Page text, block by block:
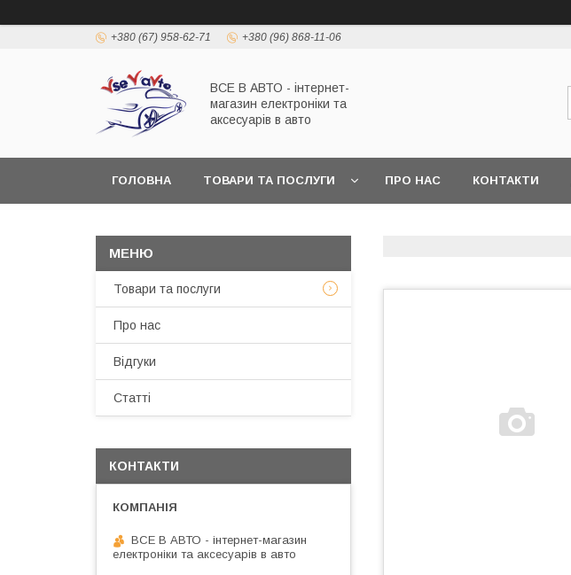
+380 (67) 958-62-71 +380 (96) 868-11-06
ВСЕ В АВТО - інтернет-
магазин електроніки та
аксесуарів в авто
ГОЛОВНА ТОВАРИ ТА ПОСЛУГИ ПРО НАС КОНТАКТИ
Товари та послуги
Про нас
Відгуки
Статті
КОНТАКТИ
ВСЕ В АВТО - інтернет-магазин
електроніки та аксесуарів в авто